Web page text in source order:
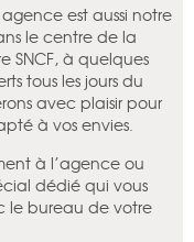
est aussi notre
le centre de la
SNCF, à quelques
tous les jours du
avec plaisir pour
à vos envies.
à l’agence ou
dédié qui vous
le bureau de votre